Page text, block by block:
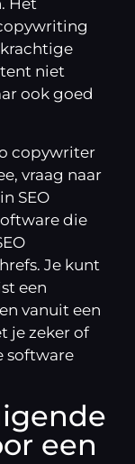
Het
niet
ook goed
copywriter
vraag naar
SEO
die
Je kunt
een
vanuit een
je zeker of
software
een